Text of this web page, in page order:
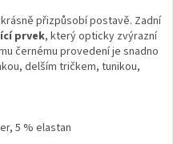
přizpůsobí postavě. Zadní
prvek, který opticky zvýrazní
černému provedení je snadno
delším tričkem, tunikou,
5 % elastan